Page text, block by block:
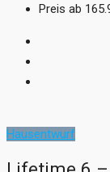
Preis ab
Hausentwurf